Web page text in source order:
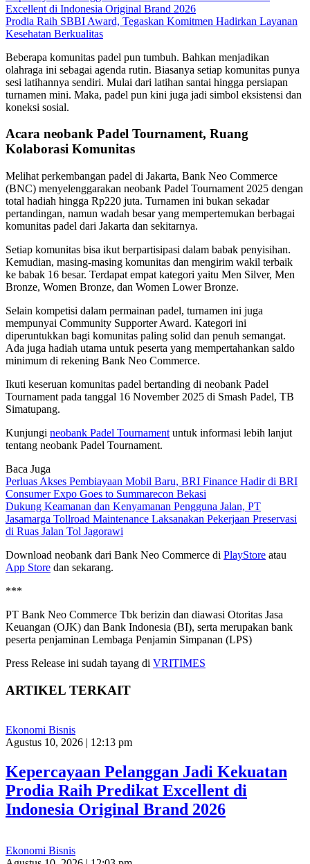
Excellent di Indonesia Original Brand 2026
Prodia Raih SBBI Award, Tegaskan Komitmen Hadirkan Layanan
Kesehatan Berkualitas
Beberapa komunitas padel pun tumbuh. Bahkan menjadikan
olahraga ini sebagai agenda rutin. Biasanya setiap komunitas punya
sesi latihannya sendiri. Mulai dari latihan santai hingga persiapan
turnamen mini. Maka, padel pun kini juga jadi simbol eksistensi dan
koneksi sosial.
Acara neobank Padel Tournament, Ruang
Kolaborasi Komunitas
Melihat perkembangan padel di Jakarta, Bank Neo Commerce
(BNC) menyelenggarakan neobank Padel Tournament 2025 dengan
total hadiah hingga Rp220 juta. Turnamen ini bukan sekadar
pertandingan, namun wadah besar yang mempertemukan berbagai
komunitas padel dari Jakarta dan sekitarnya.
Setiap komunitas bisa ikut berpartisipasi dalam babak penyisihan.
Kemudian, masing-masing komunitas dan mengirim wakil terbaik
ke babak 16 besar. Terdapat empat kategori yaitu Men Silver, Men
Bronze, Women Bronze, dan Women Lower Bronze.
Selain kompetisi dalam permainan padel, turnamen ini juga
mempunyai Community Supporter Award. Kategori ini
diperuntukkan bagi komunitas paling solid dan penuh semangat.
Ada juga hadiah utama untuk peserta yang mempertahankan saldo
minimum di rekening Bank Neo Commerce.
Ikuti keseruan komunitas padel bertanding di neobank Padel
Tournament pada tanggal 16 November 2025 di Smash Padel, TB
Simatupang.
Kunjungi neobank Padel Tournament untuk informasi lebih lanjut
tentang neobank Padel Tournament.
Baca Juga
Perluas Akses Pembiayaan Mobil Baru, BRI Finance Hadir di BRI
Consumer Expo Goes to Summarecon Bekasi
Dukung Keamanan dan Kenyamanan Pengguna Jalan, PT
Jasamarga Tollroad Maintenance Laksanakan Pekerjaan Preservasi
di Ruas Jalan Tol Jagorawi
Download neobank dari Bank Neo Commerce di PlayStore atau
App Store dan sekarang.
***
PT Bank Neo Commerce Tbk berizin dan diawasi Otoritas Jasa
Keuangan (OJK) dan Bank Indonesia (BI), serta merupakan bank
peserta penjaminan Lembaga Penjamin Simpanan (LPS)
Press Release ini sudah tayang di VRITIMES
ARTIKEL TERKAIT
Ekonomi Bisnis
Agustus 10, 2026 | 12:13 pm
Kepercayaan Pelanggan Jadi Kekuatan
Prodia Raih Predikat Excellent di
Indonesia Original Brand 2026
Ekonomi Bisnis